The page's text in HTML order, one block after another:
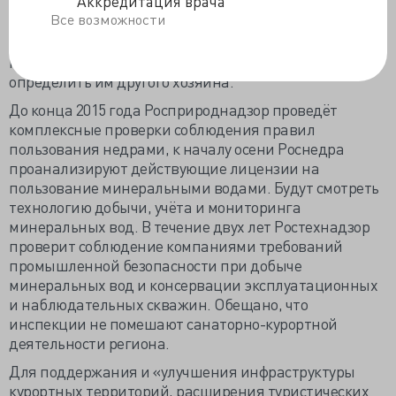
Все возможности
источники». За этот период планируют провести
право собственности за Российской Федерацией или
определить им другого хозяина.
До конца 2015 года Росприроднадзор проведёт
комплексные проверки соблюдения правил
пользования недрами, к началу осени Роснедра
проанализируют действующие лицензии на
пользование минеральными водами. Будут смотреть
технологию добычи, учёта и мониторинга
минеральных вод. В течение двух лет Ростехнадзор
проверит соблюдение компаниями требований
промышленной безопасности при добыче
минеральных вод и консервации эксплуатационных
и наблюдательных скважин. Обещано, что
инспекции не помешают санаторно-курортной
деятельности региона.
Для поддержания и «улучшения инфраструктуры
курортных территорий, расширения туристических